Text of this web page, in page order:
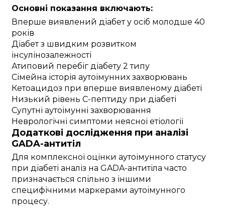
Основні показання включають:
Вперше виявлений діабет у осіб молодше 40
років
Діабет з швидким розвитком
інсулінозалежності
Атиповий перебіг діабету 2 типу
Сімейна історія аутоімунних захворювань
Кетоацидоз при вперше виявленому діабеті
Низький рівень С-пептиду при діабеті
Супутні аутоімунні захворювання
Неврологічні симптоми неясної етіології
Додаткові дослідження при аналізі
GADA-антитіл
Для комплексної оцінки аутоімунного статусу
при діабеті аналіз на GADA-антитіла часто
призначається спільно з іншими
специфічними маркерами аутоімунного
процесу.